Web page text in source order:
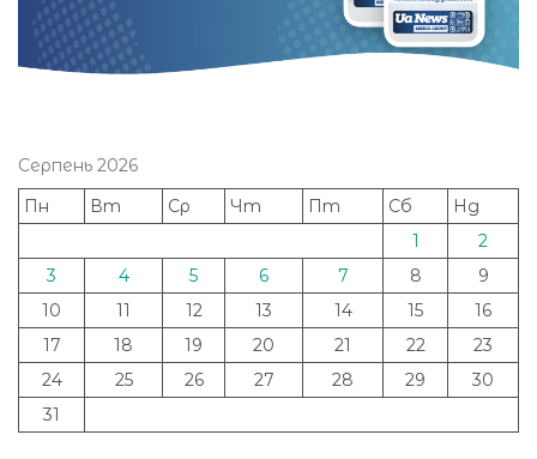
Серпень 2026
Пн
Вт Ср Чт Пт Сб
Нд
1
2
3
4 5 6 7 8
9
10
11 12 13 14 15
16
17
18 19 20 21 22
23
24
25 26 27 28 29
30
31